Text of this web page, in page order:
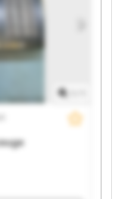
Kraftfahrzeuge
Sejari